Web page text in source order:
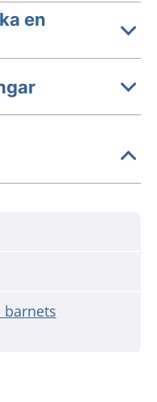
en
barnets